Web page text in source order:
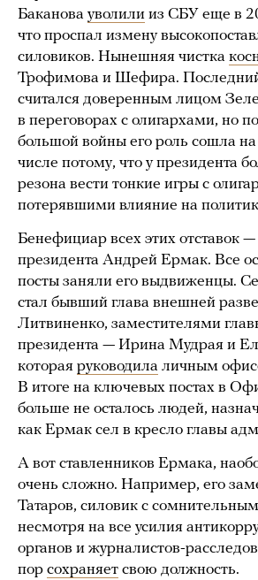
Баканова уволили из СБУ еще в
что проспал измену
силовиков. Нынешняя чистка
Трофимова и Шефира.
считался доверенным лицом
в переговорах с олигархами, но
большой войны его роль сошла
числе потому, что у президента
резона вести тонкие игры с
потерявшими влияние на
Бенефициар всех этих отставок
президента Андрей Ермак. Все
посты заняли его выдвиженцы.
стал бывший глава внешней
Литвиненко, заместителями
президента — Ирина Мудрая и
которая руководила личным
В итоге на ключевых постах в
больше не осталось людей,
как Ермак сел в кресло главы
А вот ставленников Ермака,
очень сложно. Например, его
Татаров, силовик с
несмотря на все усилия
органов и журналистов-
пор сохраняет свою должность.